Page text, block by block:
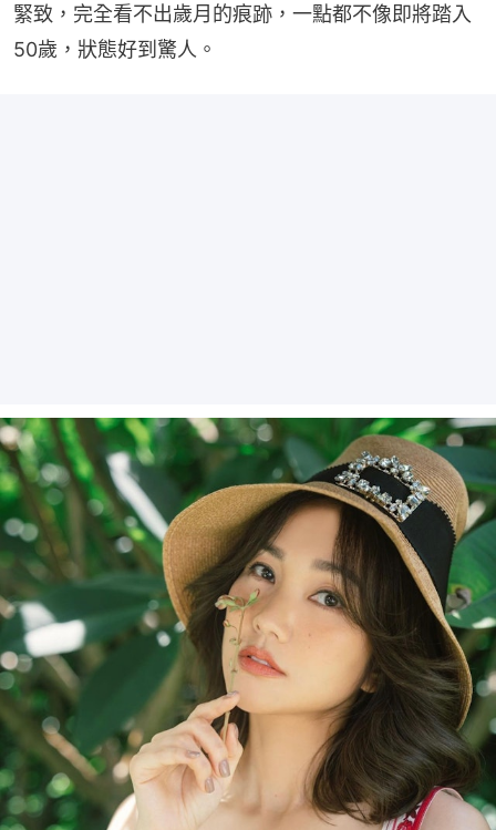
緊致，完全看不出歲月的痕跡，一點都不像即將踏入
50歲，狀態好到驚人。